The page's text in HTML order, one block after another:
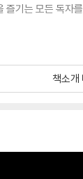
즐기는 모든 독자
는가를 뇌과학
의, 과학이 단
책소개